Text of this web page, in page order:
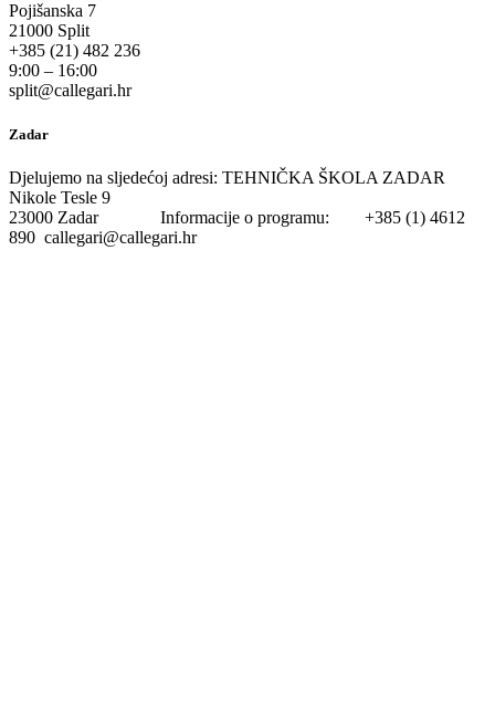
Pojišanska 7
21000 Split
+385 (21) 482 236
9:00 – 16:00
split@callegari.hr
Zadar
Djelujemo na sljedećoj adresi: TEHNIČKA ŠKOLA ZADAR
Nikole Tesle 9
23000 Zadar Informacije o programu: +385 (1) 4612
890 callegari@callegari.hr